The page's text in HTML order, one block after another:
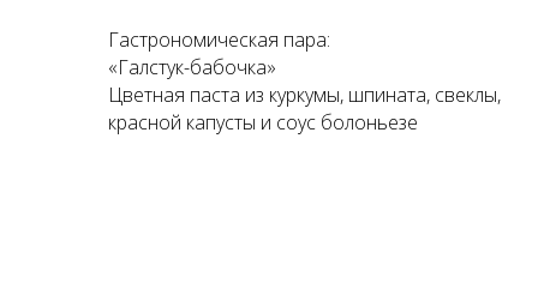
Гастрономическая пара:
«Галстук-бабочка»
Цветная паста из куркумы, шпината, свеклы,
красной капусты и соус болоньезе